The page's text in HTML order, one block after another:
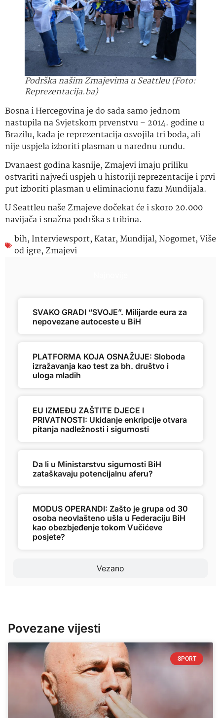
Podrška našim Zmajevima u Seattleu (Foto:
Reprezentacija.ba)
Bosna i Hercegovina je do sada samo jednom
nastupila na Svjetskom prvenstvu – 2014. godine u
Brazilu, kada je reprezentacija osvojila tri boda, ali
nije uspjela izboriti plasman u narednu rundu.
Dvanaest godina kasnije, Zmajevi imaju priliku
ostvariti najveći uspjeh u historiji reprezentacije i prvi
put izboriti plasman u eliminacionu fazu Mundijala.
U Seattleu naše Zmajeve dočekat će i skoro 20.000
navijača i snažna podrška s tribina.
bih, Interviewsport,Katar,Mundijal,Nogomet,Više
od igre,Zmajevi
Vezano
SVAKO GRADI “SVOJE”. Milijarde eura za
nepovezane autoceste u BiH
PLATFORMA KOJA OSNAŽUJE: Sloboda
izražavanja kao test za bh. društvo i
uloga mladih
EU IZMEĐU ZAŠTITE DJECE I
PRIVATNOSTI: Ukidanje enkripcije otvara
pitanja nadležnosti i sigurnosti
Da li u Ministarstvu sigurnosti BiH
zataškavaju potencijalnu aferu?
MODUS OPERANDI: Zašto je grupa od 30
osoba neovlašteno ušla u Federaciju BiH
kao obezbjeđenje tokom Vučićeve
posjete?
Povezane vijesti
SPORT